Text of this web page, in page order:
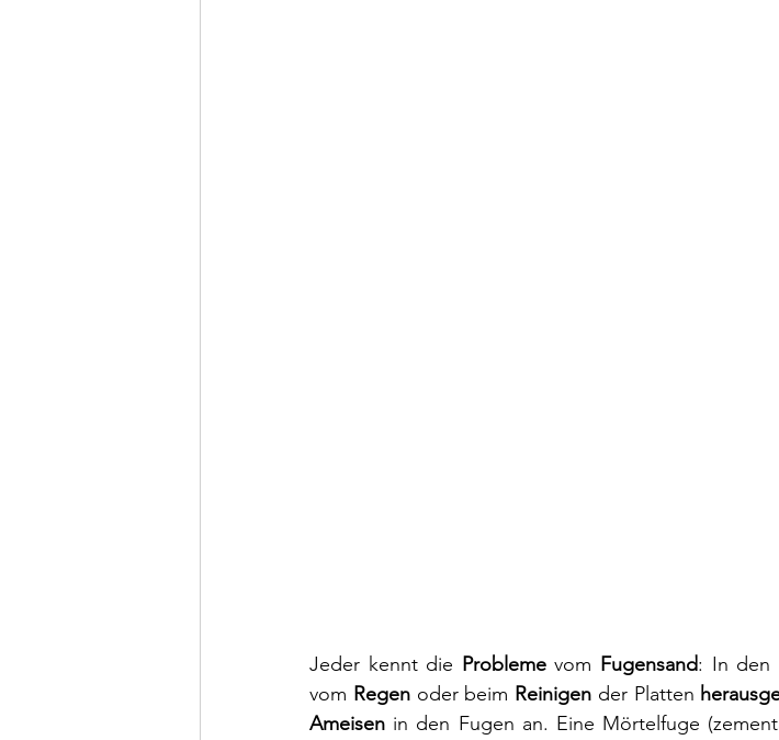
Jeder kennt die Probleme vom Fugensand: In den
vom Regen oder beim Reinigen der Platten
Ameisen in den Fugen an. Eine Mörtelfuge